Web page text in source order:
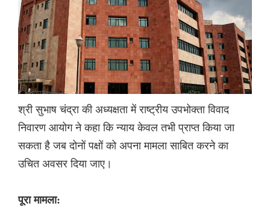
श्री सुभाष चंद्रा की अध्यक्षता में राष्ट्रीय उपभोक्ता विवाद
निवारण आयोग ने कहा कि न्याय केवल तभी प्राप्त किया जा
सकता है जब दोनों पक्षों को अपना मामला साबित करने का
उचित अवसर दिया जाए।
पूरा मामला: